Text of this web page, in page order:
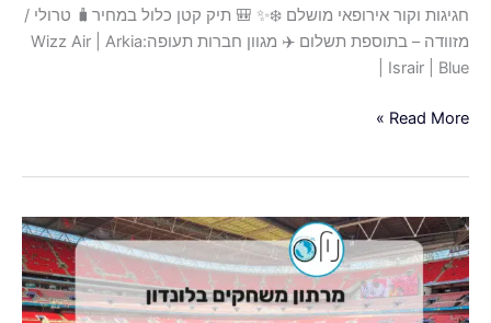
חגיגות וקור אירופאי מושלם ❄️✨ 🎒 תיק קטן כלול במחיר🧳 טרולי /
מזוודה – בתוספת תשלום ✈️ מגוון חברות תעופה:Wizz Air | Arkia
| Israir | Blue
Read More »
🎄
מרתון
משחקי
כריסמס